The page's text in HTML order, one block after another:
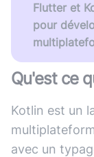
Flutter et
pour
Qu'est ce
Kotlin est un
avec un